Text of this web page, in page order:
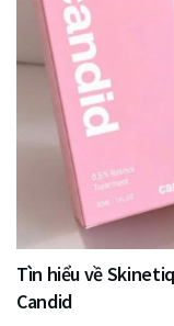
Tìn hiểu về
Candid